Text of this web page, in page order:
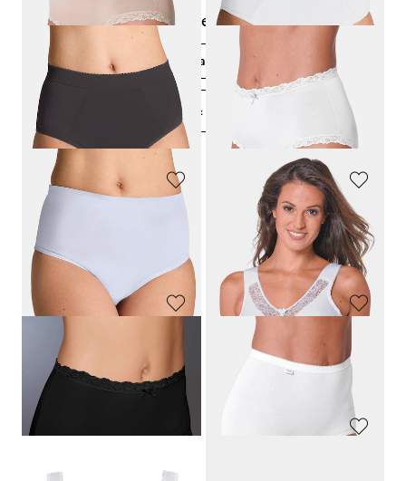
Lingerie & nachtmode als sets & multipack
Multipack beha's Multipack slips Hemden in multipacks
174artikelen
FILTER & SORTEREN
NINA V. C.
Tailleslip, set van 3
29,95 €
GOLDNER
Zeven corrigerende slips
+ 2
GOLDNER
Zeven corrigerende slips
44,95 €
NINA V. C.
Tailleslip, set van 3
Heupslip in een set van 7